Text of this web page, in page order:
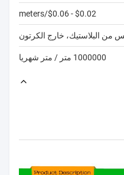
$0.02 - $0.06/meters
من البلاستيك، خارج الكرتون
1000000 متر / متر شهريا